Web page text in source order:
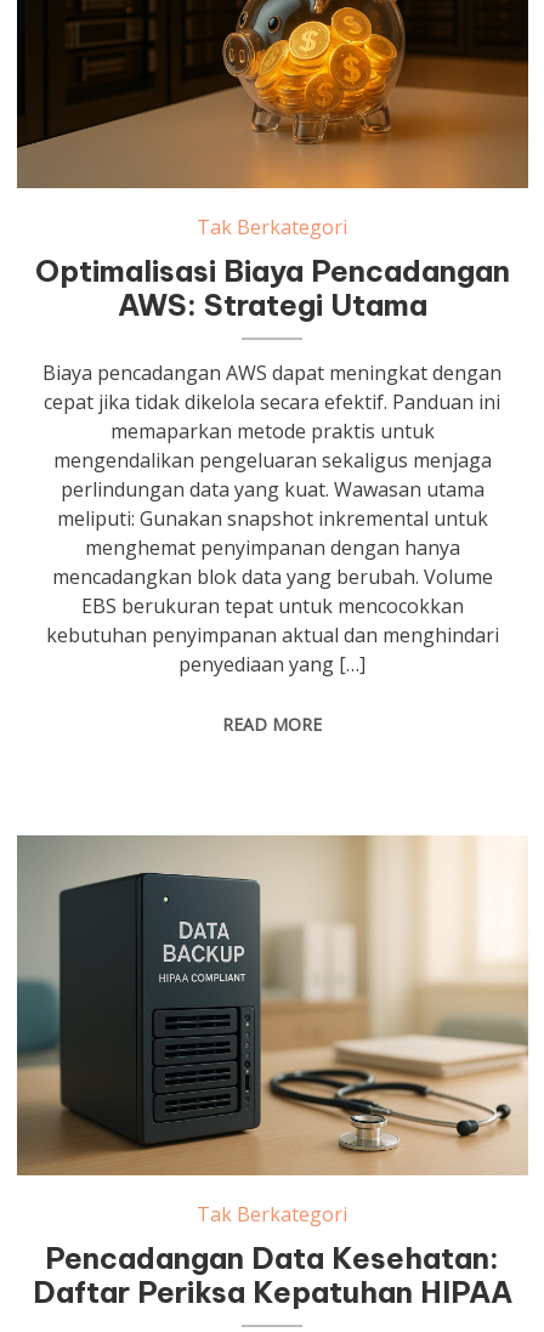
Tak Berkategori
Optimalisasi Biaya Pencadangan
AWS: Strategi Utama
Biaya pencadangan AWS dapat meningkat dengan
cepat jika tidak dikelola secara efektif. Panduan ini
memaparkan metode praktis untuk
mengendalikan pengeluaran sekaligus menjaga
perlindungan data yang kuat. Wawasan utama
meliputi: Gunakan snapshot inkremental untuk
menghemat penyimpanan dengan hanya
mencadangkan blok data yang berubah. Volume
EBS berukuran tepat untuk mencocokkan
kebutuhan penyimpanan aktual dan menghindari
penyediaan yang […]
READ MORE
Tak Berkategori
Pencadangan Data Kesehatan:
Daftar Periksa Kepatuhan HIPAA